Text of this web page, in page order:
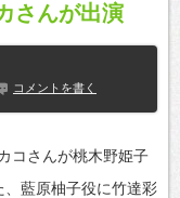
さんが出演
コメントを書く
コさんが桃木野姫子
藍原柚子役に竹達彩